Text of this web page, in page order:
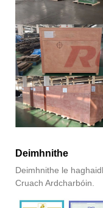
Deimhnithe
Deimhnithe le
Cruach Ardcharbóin.